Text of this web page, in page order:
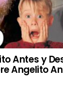
Antes y
Angelito